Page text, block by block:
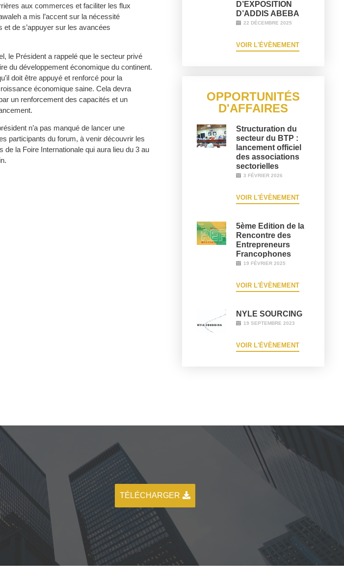
aux commerces et faciliter les flux
a mis l’accent sur la nécessité
de s’appuyer sur les avancées
le Président a rappelé que le secteur privé
du développement économique du continent.
doit être appuyé et renforcé pour la
économique saine. Cela devra
un renforcement des capacités et un
n’a pas manqué de lancer une
participants du forum, à venir découvrir les
de la Foire Internationale qui aura lieu du 3 au
D’EXPOSITION
D’ADDIS ABEBA
22 DÉCEMBRE 2025
VOIR L'ÉVÈNEMENT
OPPORTUNITÉS
D'AFFAIRES
Structuration du
secteur du BTP :
lancement officiel
des associations
sectorielles
3 FÉVRIER 2026
VOIR L'ÉVÈNEMENT
5ème Edition de la
Rencontre des
Entrepreneurs
Francophones
19 FÉVRIER 2025
VOIR L'ÉVÈNEMENT
NYLE SOURCING
19 SEPTEMBRE 2023
VOIR L'ÉVÈNEMENT
TÉLÉCHARGER